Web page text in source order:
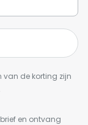
de korting zijn
en ontvang